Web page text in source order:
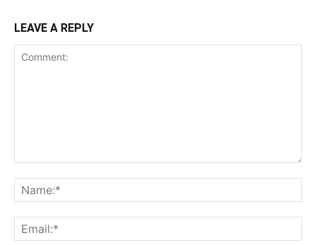
LEAVE A REPLY